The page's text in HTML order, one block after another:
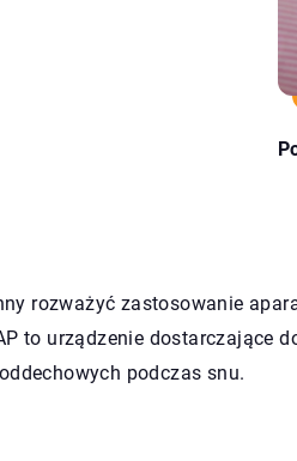
rozważyć zastosowanie
to urządzenie dostarczające
podczas snu.